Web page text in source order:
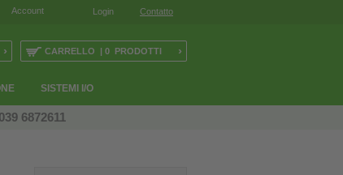
Login Contatto
Account
SISTEMI I/O
CARRELLO | 0 PRODOTTI ›
›
6872611